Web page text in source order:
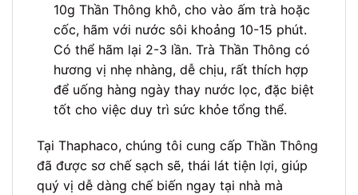
10g Thần Thông khô, cho vào ấm trà hoặc
cốc, hãm với nước sôi khoảng 10-15 phút.
Có thể hãm lại 2-3 lần. Trà Thần Thông có
hương vị nhẹ nhàng, dễ chịu, rất thích hợp
để uống hàng ngày thay nước lọc, đặc biệt
tốt cho việc duy trì sức khỏe tổng thể.
Tại Thaphaco, chúng tôi cung cấp Thần Thông
đã được sơ chế sạch sẽ, thái lát tiện lợi, giúp
quý vị dễ dàng chế biến ngay tại nhà mà